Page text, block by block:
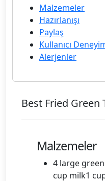
Malzemeler
Hazırlanışı
Paylaş
Kullanıcı
Alerjenler
Best Fried Green
Malzemeler
4 large
cup milk1